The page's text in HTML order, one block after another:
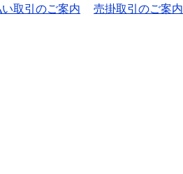
取引のご案内 売掛取引のご案内